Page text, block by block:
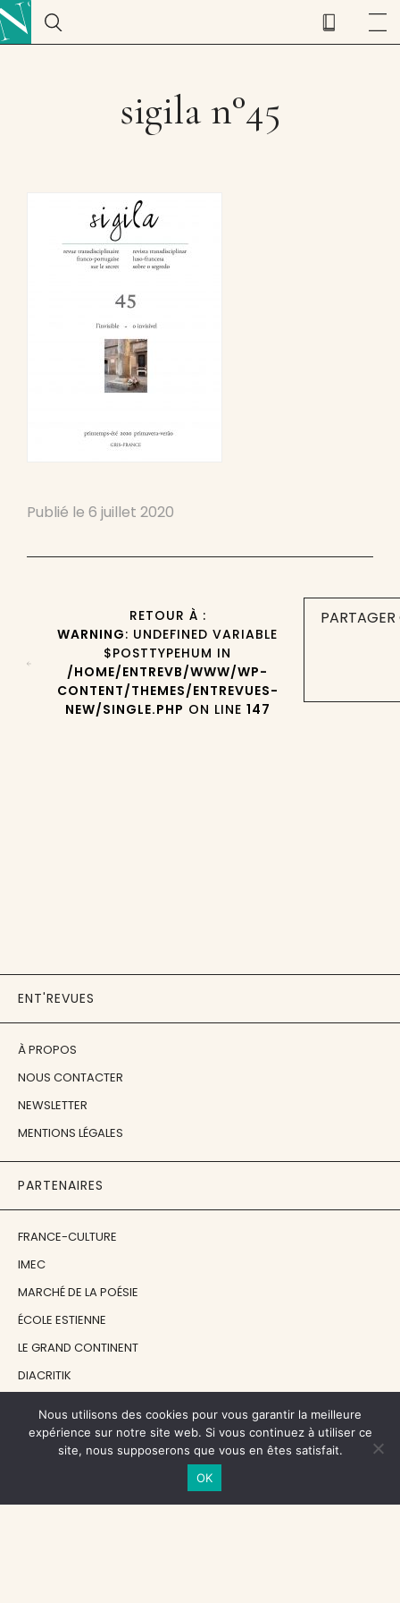
sigila n°45
Publié le 6 juillet 2020
RETOUR À :
WARNING: UNDEFINED VARIABLE
$POSTTYPEHUM IN
/HOME/ENTREVB/WWW/WP-
CONTENT/THEMES/ENTREVUES-
NEW/SINGLE.PHP ON LINE 147
ENT'REVUES
À PROPOS
NOUS CONTACTER
NEWSLETTER
MENTIONS LÉGALES
PARTENAIRES
FRANCE-CULTURE
IMEC
MARCHÉ DE LA POÉSIE
ÉCOLE ESTIENNE
LE GRAND CONTINENT
DIACRITIK
NOS SOUTIENS
CENTRE NATIONAL DU LIVRE
Nous utilisons des cookies pour vous garantir la meilleure
expérience sur notre site web. Si vous continuez à utiliser ce
site, nous supposerons que vous en êtes satisfait.
OK